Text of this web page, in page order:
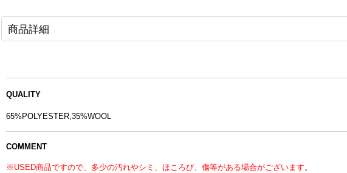
商品詳細
QUALITY
65%POLYESTER,35%WOOL
COMMENT
※USED商品ですので、多少の汚れやシミ、ほころび、傷等がある場合がございます。